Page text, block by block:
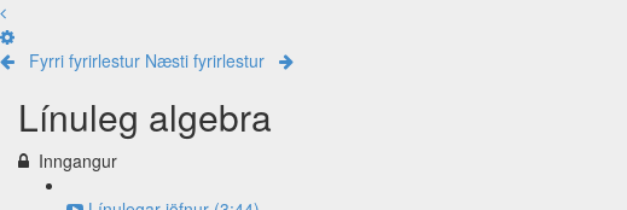
Fyrri fyrirlestur Næsti fyrirlestur
Línuleg algebra
Inngangur